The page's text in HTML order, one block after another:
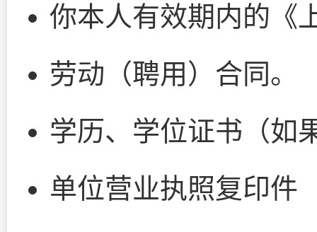
你本人有效期内的《
劳动（聘用）合同。
学历、学位证书（如
单位营业执照复印件